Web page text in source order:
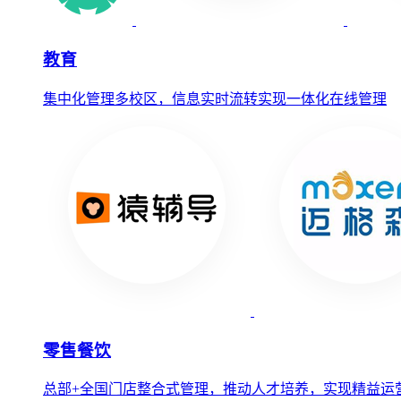
教育
集中化管理多校区，信息实时流转实现一体化在线管理
零售餐饮
总部+全国门店整合式管理，推动人才培养，实现精益运